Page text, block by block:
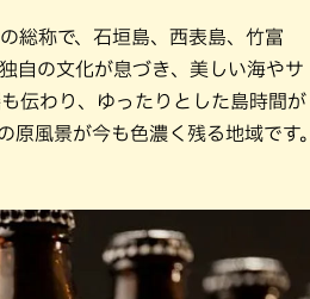
総称で、石垣島、西表島、竹富
自の文化が息づき、美しい海やサ
伝わり、ゆったりとした島時間が
風景が今も色濃く残る地域です。